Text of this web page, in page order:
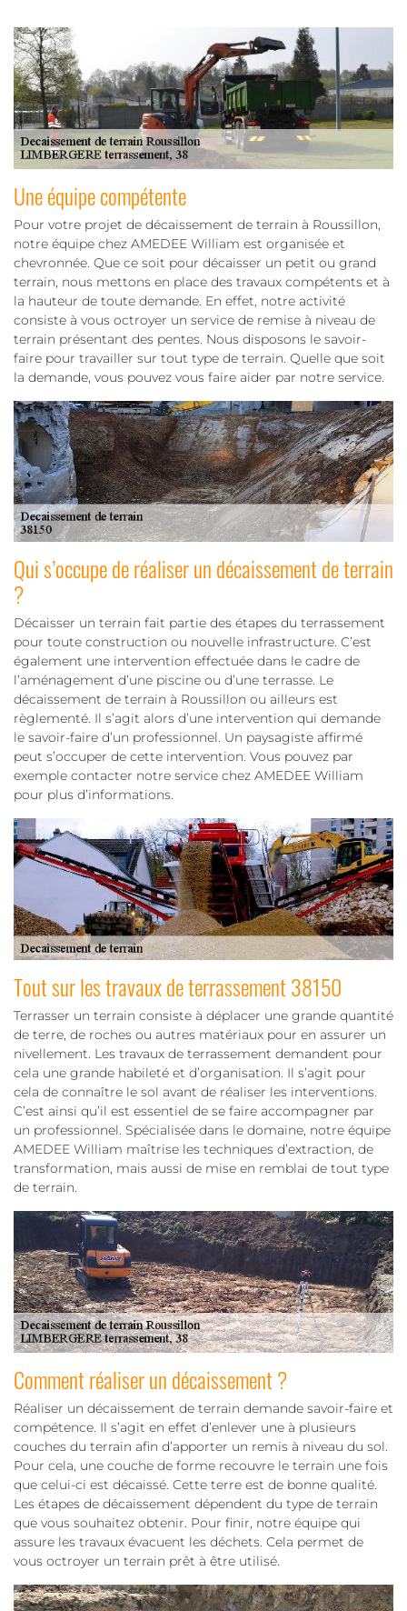
Une équipe compétente
Pour votre projet de décaissement de terrain à Roussillon,
notre équipe chez AMEDEE William est organisée et
chevronnée. Que ce soit pour décaisser un petit ou grand
terrain, nous mettons en place des travaux compétents et à
la hauteur de toute demande. En effet, notre activité
consiste à vous octroyer un service de remise à niveau de
terrain présentant des pentes. Nous disposons le savoir-
faire pour travailler sur tout type de terrain. Quelle que soit
la demande, vous pouvez vous faire aider par notre service.
Qui s’occupe de réaliser un décaissement de terrain
?
Décaisser un terrain fait partie des étapes du terrassement
pour toute construction ou nouvelle infrastructure. C’est
également une intervention effectuée dans le cadre de
l’aménagement d’une piscine ou d’une terrasse. Le
décaissement de terrain à Roussillon ou ailleurs est
règlementé. Il s’agit alors d’une intervention qui demande
le savoir-faire d’un professionnel. Un paysagiste affirmé
peut s’occuper de cette intervention. Vous pouvez par
exemple contacter notre service chez AMEDEE William
pour plus d’informations.
Tout sur les travaux de terrassement 38150
Terrasser un terrain consiste à déplacer une grande quantité
de terre, de roches ou autres matériaux pour en assurer un
nivellement. Les travaux de terrassement demandent pour
cela une grande habileté et d’organisation. Il s’agit pour
cela de connaître le sol avant de réaliser les interventions.
C’est ainsi qu’il est essentiel de se faire accompagner par
un professionnel. Spécialisée dans le domaine, notre équipe
AMEDEE William maîtrise les techniques d’extraction, de
transformation, mais aussi de mise en remblai de tout type
de terrain.
Comment réaliser un décaissement ?
Réaliser un décaissement de terrain demande savoir-faire et
compétence. Il s’agit en effet d’enlever une à plusieurs
couches du terrain afin d’apporter un remis à niveau du sol.
Pour cela, une couche de forme recouvre le terrain une fois
que celui-ci est décaissé. Cette terre est de bonne qualité.
Les étapes de décaissement dépendent du type de terrain
que vous souhaitez obtenir. Pour finir, notre équipe qui
assure les travaux évacuent les déchets. Cela permet de
vous octroyer un terrain prêt à être utilisé.